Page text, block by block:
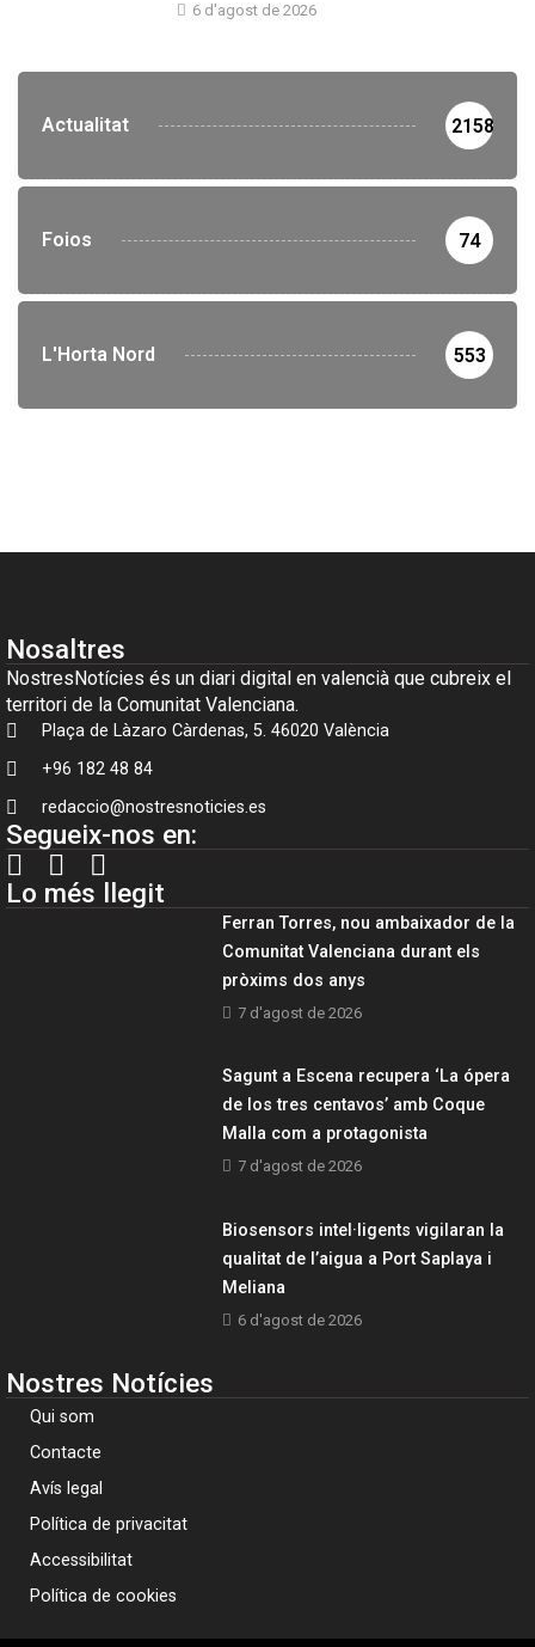
6 d'agost de 2026
Actualitat 2158
Foios 74
L'Horta Nord 553
Nosaltres
NostresNotícies és un diari digital en valencià que cubreix el
territori de la Comunitat Valenciana.
Plaça de Làzaro Càrdenas, 5. 46020 València
+96 182 48 84
redaccio@nostresnoticies.es
Segueix-nos en:
Lo més llegit
Ferran Torres, nou ambaixador de la
Comunitat Valenciana durant els
pròxims dos anys
7 d'agost de 2026
Sagunt a Escena recupera ‘La ópera
de los tres centavos’ amb Coque
Malla com a protagonista
7 d'agost de 2026
Biosensors intel·ligents vigilaran la
qualitat de l’aigua a Port Saplaya i
Meliana
6 d'agost de 2026
Nostres Notícies
Qui som
Contacte
Avís legal
Política de privacitat
Accessibilitat
Política de cookies